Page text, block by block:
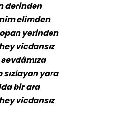
derinden
elimden
yerinden
vicdansız
sızlayan yara
bir ara
vicdansız